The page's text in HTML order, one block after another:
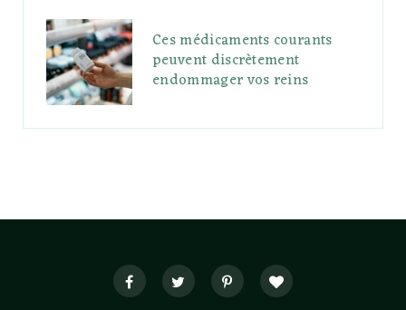
Ces médicaments courants
peuvent discrètement
endommager vos reins